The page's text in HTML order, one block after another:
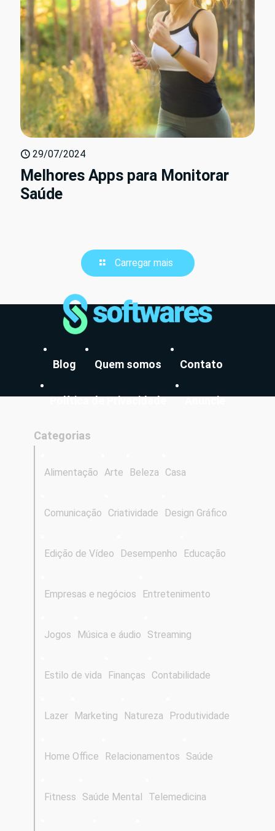
29/07/2024
Melhores Apps para Monitorar
Saúde
Carregar mais
Blog Quem somos Contato
Política de Privacidade Anuncie
Categorias
Alimentação Arte Beleza Casa
Comunicação Criatividade Design Gráfico
Edição de Vídeo Desempenho Educação
Empresas e negócios Entretenimento
Jogos Música e áudio Streaming
Estilo de vida Finanças Contabilidade
Lazer Marketing Natureza Produtividade
Home Office Relacionamentos Saúde
Fitness Saúde Mental Telemedicina